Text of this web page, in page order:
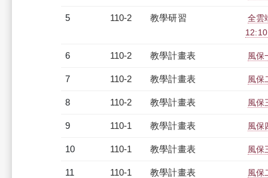
5 110-2 教學研習
全雲
6 110-2 教學計畫表 風
7 110-2 教學計畫表 風
8 110-2 教學計畫表 風
9 110-1 教學計畫表 風
10 110-1 教學計畫表 風
11 110-1 教學計畫表 風